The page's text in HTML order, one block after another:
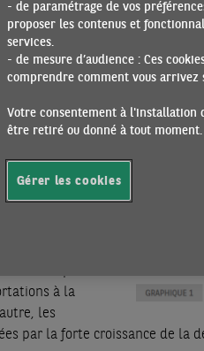
+0,7% t/t en
portée
de
Elle
en moyenne)
2025.
ralentir
contribution du
: d’un côté,
induite par la
et ses impacts
européens
à la
les
par la forte croissance de la
- de paramétrage de vos
proposer les contenus et
services.
- de mesure d’audience : Ces
comprendre comment vous
Votre consentement à l'installation
être retiré ou donné à tout moment.
Gérer les cookies